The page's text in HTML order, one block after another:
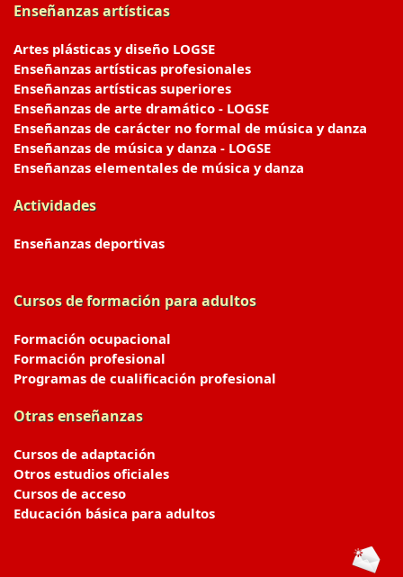
Enseñanzas artísticas
Artes plásticas y diseño LOGSE
Enseñanzas artísticas profesionales
Enseñanzas artísticas superiores
Enseñanzas de arte dramático - LOGSE
Enseñanzas de carácter no formal de música y danza
Enseñanzas de música y danza - LOGSE
Enseñanzas elementales de música y danza
Actividades
Enseñanzas deportivas
Cursos de formación para adultos
Formación ocupacional
Formación profesional
Programas de cualificación profesional
Otras enseñanzas
Cursos de adaptación
Otros estudios oficiales
Cursos de acceso
Educación básica para adultos